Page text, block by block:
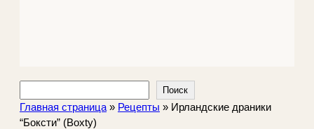
Поиск
Главная страница » Рецепты » Ирландские драники
“Боксти” (Boxty)